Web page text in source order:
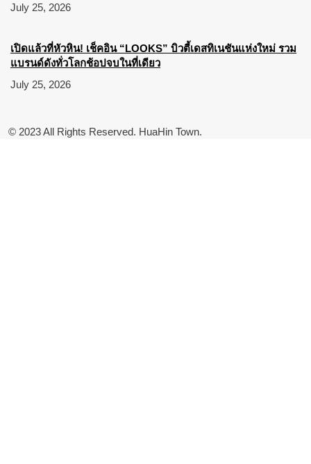
July 25, 2026
เปิดแล้วที่หัวหิน! เช็คอิน “LOOKS” บิวตี้เดสทิเนชันแห่งใหม่ รวม
แบรนด์ดังทั่วโลกช้อปจบในที่เดียว
July 25, 2026
© 2023 All Rights Reserved. HuaHin Town.